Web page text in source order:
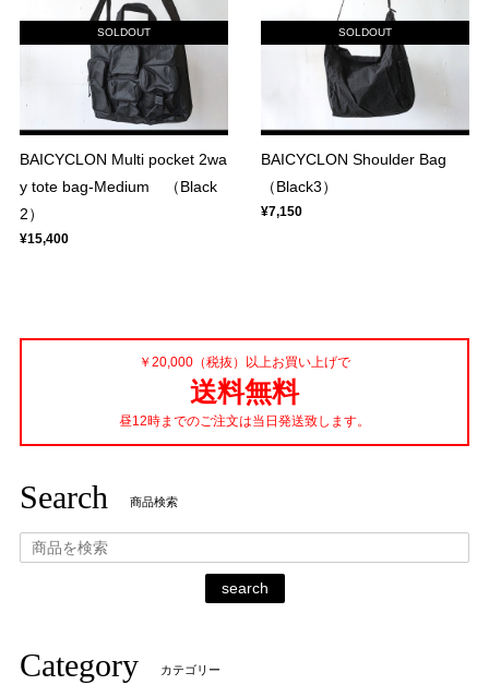
SOLDOUT
BAICYCLON Multi pocket 2wa
y tote bag-Medium （Black
2）
¥15,400
SOLDOUT
BAICYCLON Shoulder Bag
（Black3）
¥7,150
￥20,000（税抜）以上お買い上げで
送料無料
昼12時までのご注文は当日発送致します。
Search 商品検索
search
Category カテゴリー